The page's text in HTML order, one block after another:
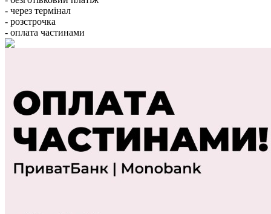
- через термінал
- розстрочка
- оплата частинами